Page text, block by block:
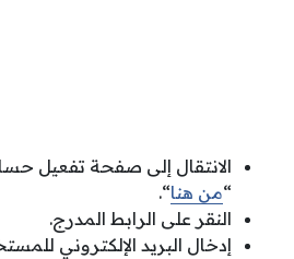
الانتقال إلى صفحة تفعيل
“من هنا“.
النقر على الرابط المدرج.
إدخال البريد الإلكتروني